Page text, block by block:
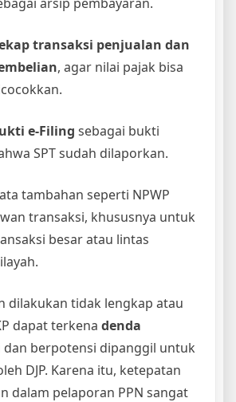
transaksi penjualan dan
, agar nilai pajak bisa
e-Filing sebagai bukti
SPT sudah dilaporkan.
tambahan seperti NPWP
transaksi, khususnya untuk
besar atau lintas
dilakukan tidak lengkap atau
dapat terkena denda
dan berpotensi dipanggil untuk
DJP. Karena itu, ketepatan
dalam pelaporan PPN sangat